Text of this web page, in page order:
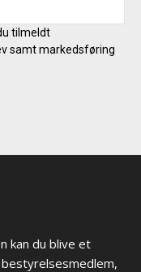
tilmeldt
samt markedsføring
kan du blive et